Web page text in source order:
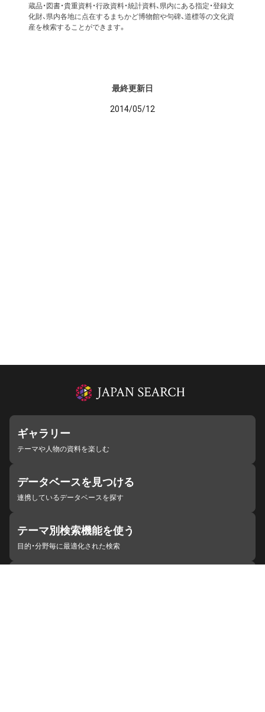
蔵品・図書・貴重資料・行政資料・統計資料、県内にある指定・登録文
化財、県内各地に点在するまちかど博物館や句碑、道標等の文化資
産を検索することができます。
最終更新日
2014/05/12
ギャラリー
テーマや人物の資料を楽しむ
データベースを見つける
連携しているデータベースを探す
テーマ別検索機能を使う
目的・分野毎に最適化された検索